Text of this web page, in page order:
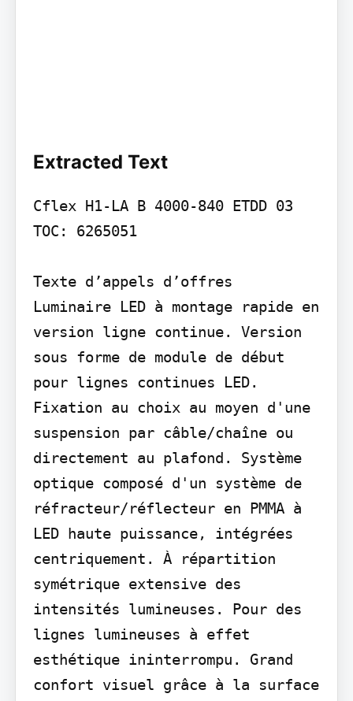
Extracted Text
Cflex H1-LA B 4000-840 ETDD 03
TOC: 6265051
Texte d’appels d’offres
Luminaire LED à montage rapide en
version ligne continue. Version
sous forme de module de début
pour lignes continues LED.
Fixation au choix au moyen d'une
suspension par câble/chaîne ou
directement au plafond. Système
optique composé d'un système de
réfracteur/réflecteur en PMMA à
LED haute puissance, intégrées
centriquement. À répartition
symétrique extensive des
intensités lumineuses. Pour des
lignes lumineuses à effet
esthétique ininterrompu. Grand
confort visuel grâce à la surface